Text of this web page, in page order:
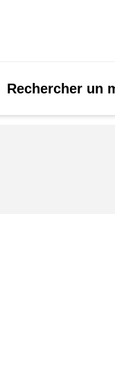
Rechercher un